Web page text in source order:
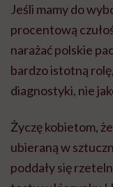
Jeśli mamy do
procentową
narażać polskie
bardzo istotną
diagnostyki, nie
Życzę kobietom,
ubieraną w
poddały się